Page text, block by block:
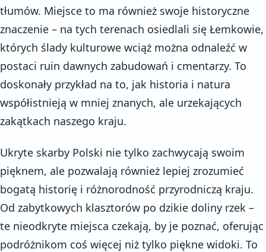
tłumów. Miejsce to ma również swoje historyczne
znaczenie – na tych terenach osiedlali się Łemkowie,
których ślady kulturowe wciąż można odnaleźć w
postaci ruin dawnych zabudowań i cmentarzy. To
doskonały przykład na to, jak historia i natura
współistnieją w mniej znanych, ale urzekających
zakątkach naszego kraju.
Ukryte skarby Polski nie tylko zachwycają swoim
pięknem, ale pozwalają również lepiej zrozumieć
bogatą historię i różnorodność przyrodniczą kraju.
Od zabytkowych klasztorów po dzikie doliny rzek –
te nieodkryte miejsca czekają, by je poznać, oferując
podróżnikom coś więcej niż tylko piękne widoki. To